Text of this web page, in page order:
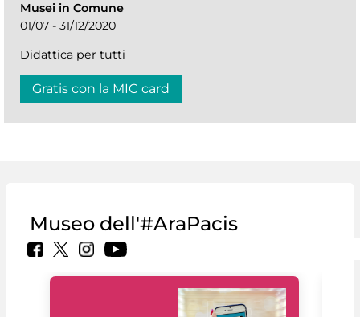
Musei in Comune
01/07 - 31/12/2020
Didattica per tutti
Gratis con la MIC card
Museo dell'#AraPacis